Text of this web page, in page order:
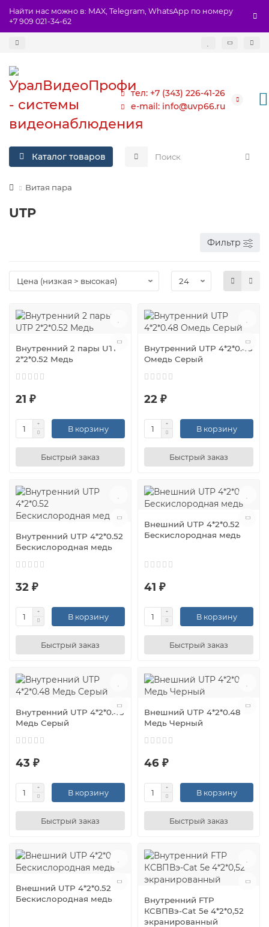
Найти нас можно в: MAX, Telegram, WhatsApp по номеру
+7 909 021-34-62
тел: +7 (343) 226-41-26
e-mail: info@uvp66.ru
Каталог товаров
Витая пара
UTP
Фильтр
Внутренний 2 пары UTP
2*2*0.52 Медь
21 ₽
В корзину
Быстрый заказ
Внутренний UTP 4*2*0.48
Омедь Серый
22 ₽
В корзину
Быстрый заказ
Внутренний UTP 4*2*0.52
Бескислородная медь
32 ₽
В корзину
Быстрый заказ
Внешний UTP 4*2*0.52
Бескислородная медь
41 ₽
В корзину
Быстрый заказ
Внутренний UTP 4*2*0.48
Медь Серый
43 ₽
В корзину
Быстрый заказ
Внешний UTP 4*2*0.48
Медь Черный
46 ₽
В корзину
Быстрый заказ
Внешний UTP 4*2*0.52
Бескислородная медь
Внутренний FTP
КСВПВэ-Cat 5e 4*2*0,52
экранированный